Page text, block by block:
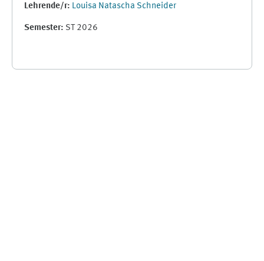
Lehrende/r: Louisa Natascha Schneider
Semester: ST 2026